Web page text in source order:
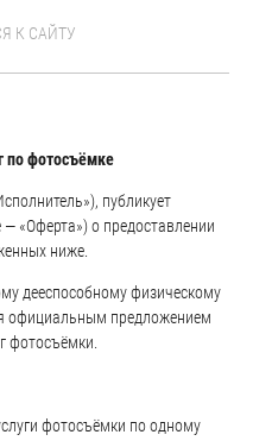
К САЙТУ
по фотосъёмке
публикует
«Оферта») о предоставлении
ниже.
дееспособному физическому
официальным предложением
фотосъёмки.
фотосъёмки по одному